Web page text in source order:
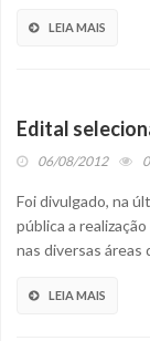
LEIA MAIS
Edital
06/08/2012 0
Foi divulgado, na
pública a
nas diversas áreas
LEIA MAIS